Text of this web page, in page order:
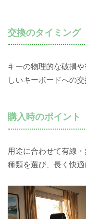
交換のタイミング
キーの物理的な破損
しいキーボードへの交
購入時のポイント
用途に合わせて有線
種類を選び、長く快適